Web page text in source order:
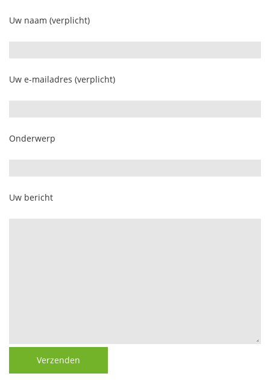
Uw naam (verplicht)
Uw e-mailadres (verplicht)
Onderwerp
Uw bericht